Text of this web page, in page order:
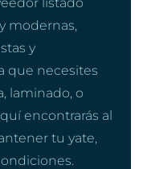
modernas,
y
que necesites
laminado, o
encontrarás al
tu yate,